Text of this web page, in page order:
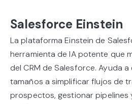
Salesforce Einstein
La plataforma Einstein de
herramienta de IA potente que
del CRM de Salesforce. Ayuda
tamaños a simplificar flujos de
prospectos, gestionar pipelines